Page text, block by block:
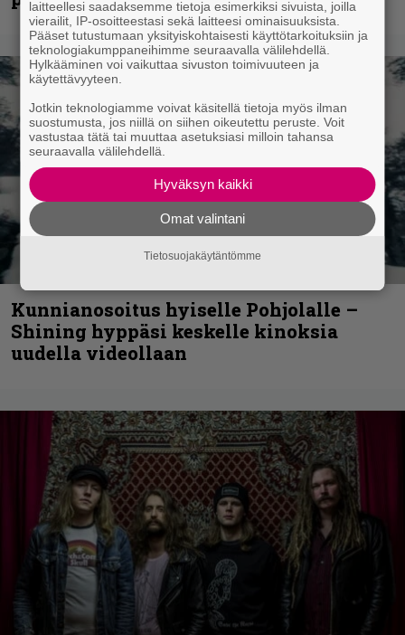
Kunnianosoitus hyiselle Pohjolalle –
Shining hyppäsi keskelle kinoksia
uudella videollaan
laitteellesi saadaksemme tietoja esimerkiksi sivuista, joilla
vierailit, IP-osoitteestasi sekä laitteesi ominaisuuksista.
Pääset tutustumaan yksityiskohtaisesti käyttötarkoituksiin ja
teknologiakumppaneihimme seuraavalla välilehdellä.
Hylkääminen voi vaikuttaa sivuston toimivuuteen ja
käytettävyyteen.
Jotkin teknologiamme voivat käsitellä tietoja myös ilman
suostumusta, jos niillä on siihen oikeutettu peruste. Voit
vastustaa tätä tai muuttaa asetuksiasi milloin tahansa
seuraavalla välilehdellä.
Hyväksyn kaikki
Omat valintani
Tietosuojakäytäntömme